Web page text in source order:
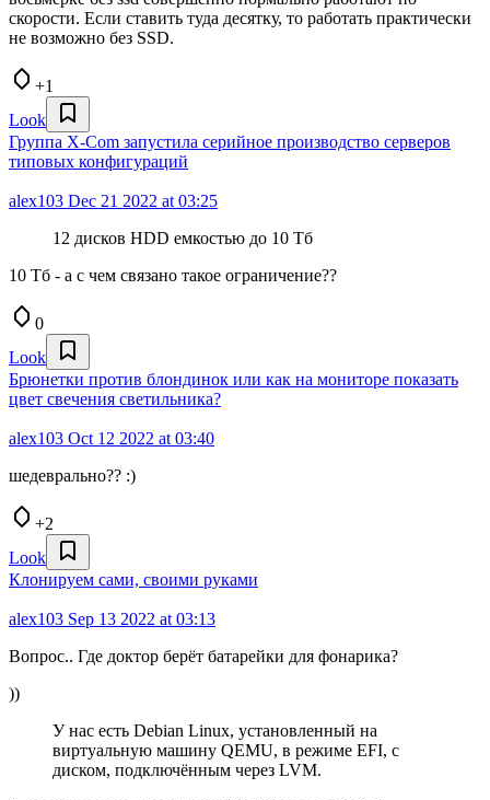
скорости. Если ставить туда десятку, то работать практически
не возможно без SSD.
+1
Look
Группа X-Com запустила серийное производство серверов
типовых конфигураций
alex103 Dec 21 2022 at 03:25
12 дисков HDD емкостью до 10 Тб
10 Тб - а с чем связано такое ограничение??
0
Look
Брюнетки против блондинок или как на мониторе показать
цвет свечения светильника?
alex103 Oct 12 2022 at 03:40
шедеврально?? :)
+2
Look
Клонируем сами, своими руками
alex103 Sep 13 2022 at 03:13
Вопрос.. Где доктор берёт батарейки для фонарика?
))
У нас есть Debian Linux, установленный на
виртуальную машину QEMU, в режиме EFI, с
диском, подключённым через LVM.